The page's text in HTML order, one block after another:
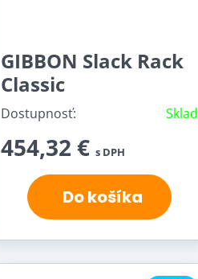
GIBBON Slack Rack
Classic
Dostupnosť: Sklad
454,32 € s DPH
Do košíka